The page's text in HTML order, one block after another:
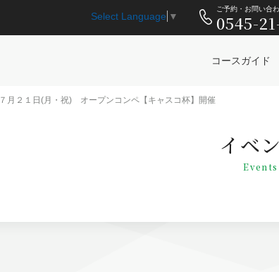
ご予約・お問い合
0545-
コースガイド
Select Language ▼
７月２１日(月・祝) オープンコンペ【キャスコ杯】開催
イベ
Events